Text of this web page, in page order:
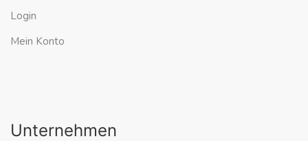
Login
Mein Konto
Unternehmen